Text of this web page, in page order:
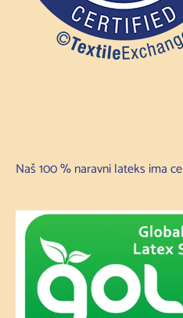
Naš 100 % naravni lateks ima